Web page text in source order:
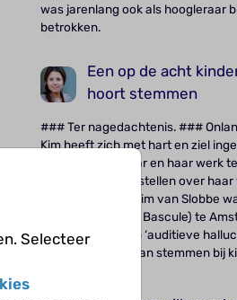
was jarenlang ook als hoogleraar
betrokken.
Een op de acht
hoort stemmen
### Ter nagedachtenis. ###
Kim heeft zich met hart en ziel
Cyberpoli. Om haar en haar werk
iedereen in staat stellen over
zacht, lieve Kim. Kim van Slobbe
Levvel (voorheen Bascule) te
gepromoveerd op ‘auditieve
ofwel het horen van stemmen bij
Selecteer